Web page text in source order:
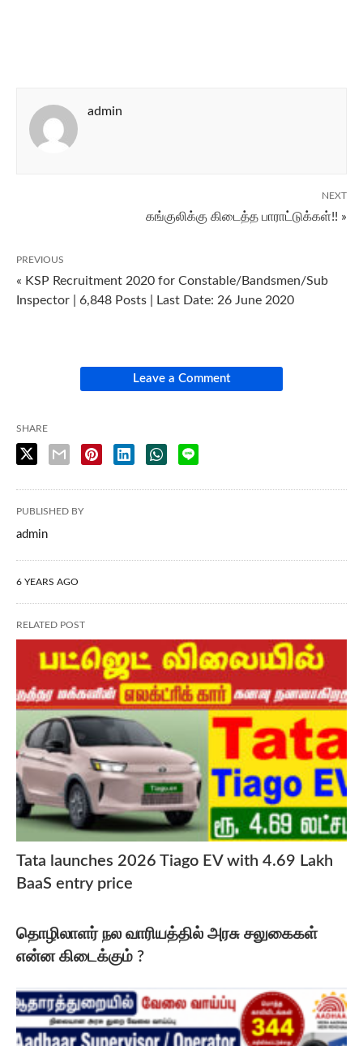
admin
NEXT
கங்குலிக்கு கிடைத்த பாராட்டுக்கள்!! »
PREVIOUS
« KSP Recruitment 2020 for Constable/Bandsmen/Sub
Inspector | 6,848 Posts | Last Date: 26 June 2020
Leave a Comment
SHARE
PUBLISHED BY
admin
6 YEARS AGO
RELATED POST
Tata launches 2026 Tiago EV with 4.69 Lakh
BaaS entry price
தொழிலாளர் நல வாரியத்தில் அரசு சலுகைகள்
என்ன கிடைக்கும் ?